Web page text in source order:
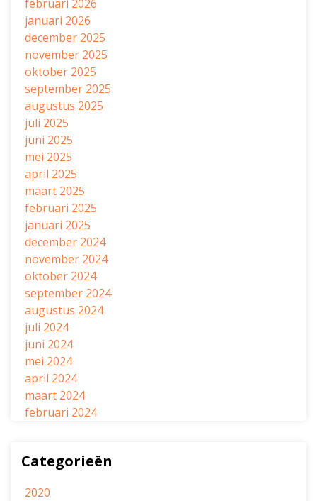
februari 2026
januari 2026
december 2025
november 2025
oktober 2025
september 2025
augustus 2025
juli 2025
juni 2025
mei 2025
april 2025
maart 2025
februari 2025
januari 2025
december 2024
november 2024
oktober 2024
september 2024
augustus 2024
juli 2024
juni 2024
mei 2024
april 2024
maart 2024
februari 2024
Categorieën
2020